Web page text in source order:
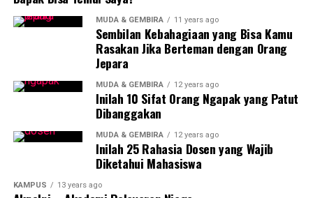
adalah tidak adanya praktik book shaming, sehingga
setiap anggota merasa nyaman dalam mengekspresikan
Melalui temuan ini, penelitian Daniar Solekha
menegaskan bahwa komunitas literasi seperti Book Club
Semarang mampu menjadi alternatif penting di tengah
dominasi budaya digital. Komunitas ini tidak sekadar
menghidupkan budaya membaca, tetapi juga
membentuk remaja yang reflektif, kritis, dan terbuka
terhadap perbedaan.
MUDA & GEMBIRA 11 years ago
Sembilan Kebahagiaan yang Bisa Kamu
Rasakan Jika Berteman dengan Orang
Jepara
MUDA & GEMBIRA 12 years ago
Inilah 10 Sifat Orang Ngapak yang Patut
Dibanggakan
MUDA & GEMBIRA 12 years ago
Inilah 25 Rahasia Dosen yang Wajib
Diketahui Mahasiswa
KAMPUS 13 years ago